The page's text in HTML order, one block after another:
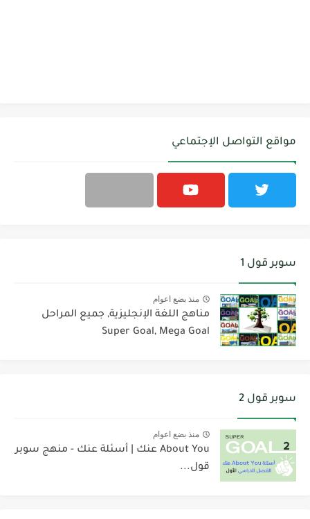
مواقع التواصل الإجتماعي
سوبر قول 1
منذ بضع اعوام
مناهج اللغة الإنجليزية, جميع المراحل
Super Goal, Mega Goal
سوبر قول 2
منذ بضع اعوام
About You عنك | أسئلة عنك - منهج سوبر
قول...